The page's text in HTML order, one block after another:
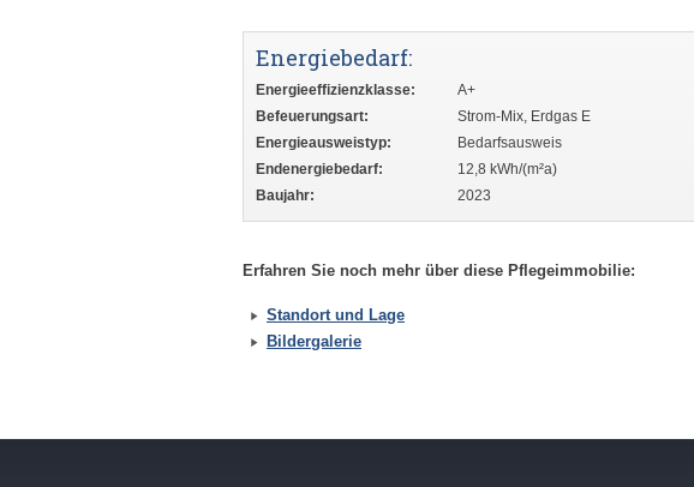
Energiebedarf:
Energieeffizienzklasse:
A+
Befeuerungsart:
Strom-Mix, Erdgas E
Energieausweistyp:
Bedarfsausweis
Endenergiebedarf:
12,8 kWh/(m²a)
Baujahr:
2023
Erfahren Sie noch mehr über diese Pflegeimmobilie:
Standort und Lage
Bildergalerie